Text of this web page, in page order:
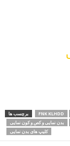
برچسب ها FNK KLHDD
بدن نمایی و کص و کون نمایی
کلیپ های بدن نمایی